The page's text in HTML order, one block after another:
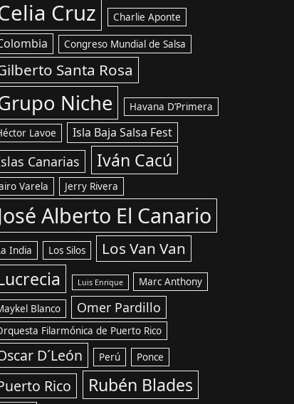
Cruz Charlie Aponte
Congreso Mundial de Salsa
Santa Rosa
Niche Havana D’Primera
Lavoe Isla Baja Salsa Fest
Canarias Iván Cacú
Varela Jerry Rivera
Alberto El Canario
India Los Silos Los Van Van
Luis Enrique Marc Anthony
Blanco Omer Pardillo
Filarmónica de Puerto Rico
D´León Perú Ponce
Rico Rubén Blades